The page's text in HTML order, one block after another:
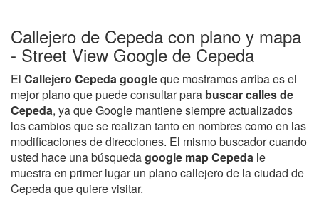
Callejero de Cepeda con plano y mapa
- Street View Google de Cepeda
El Callejero Cepeda googleque mostramos arriba es el
mejor plano que puede consultar para buscar calles de
Cepeda, ya que Google mantiene siempre actualizados
los cambios que se realizan tanto en nombres como en las
modificaciones de direcciones. El mismo buscador cuando
usted hace una búsquedagoogle map Cepeda le
muestra en primer lugar un plano callejero de la ciudad de
Cepeda que quiere visitar.